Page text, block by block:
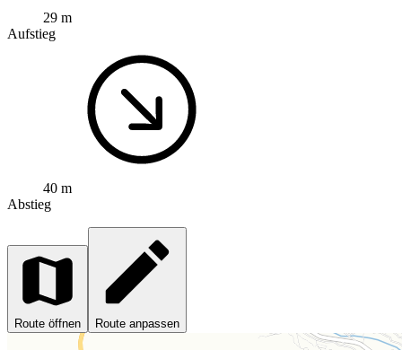
29 m
Aufstieg
40 m
Abstieg
Route öffnen Route anpassen